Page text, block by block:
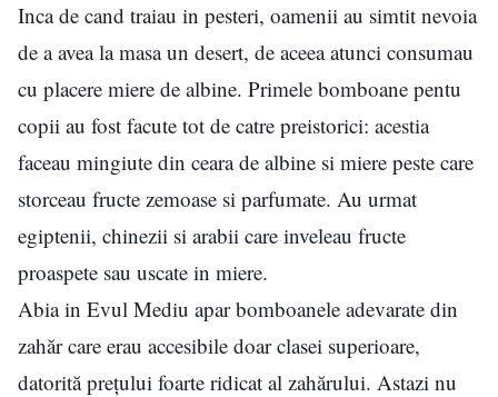
Inca de cand traiau in pesteri, oamenii au simtit nevoia
de a avea la masa un desert, de aceea atunci consumau
cu placere miere de albine. Primele bomboane pentu
copii au fost facute tot de catre preistorici: acestia
faceau mingiute din ceara de albine si miere peste care
storceau fructe zemoase si parfumate. Au urmat
egiptenii, chinezii si arabii care inveleau fructe
proaspete sau uscate in miere.
Abia in Evul Mediu apar bomboanele adevarate din
zahăr care erau accesibile doar clasei superioare,
datorită prețului foarte ridicat al zahărului. Astazi nu